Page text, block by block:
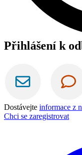
Přihlášení k
Dostávejte informace z
Chci se zaregistrovat